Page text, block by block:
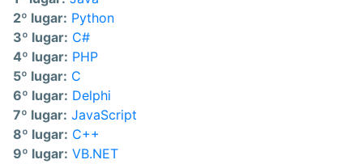
2º lugar: Python
3º lugar: C#
4º lugar: PHP
5º lugar: C
6º lugar: Delphi
7º lugar: JavaScript
8º lugar: C++
9º lugar: VB.NET